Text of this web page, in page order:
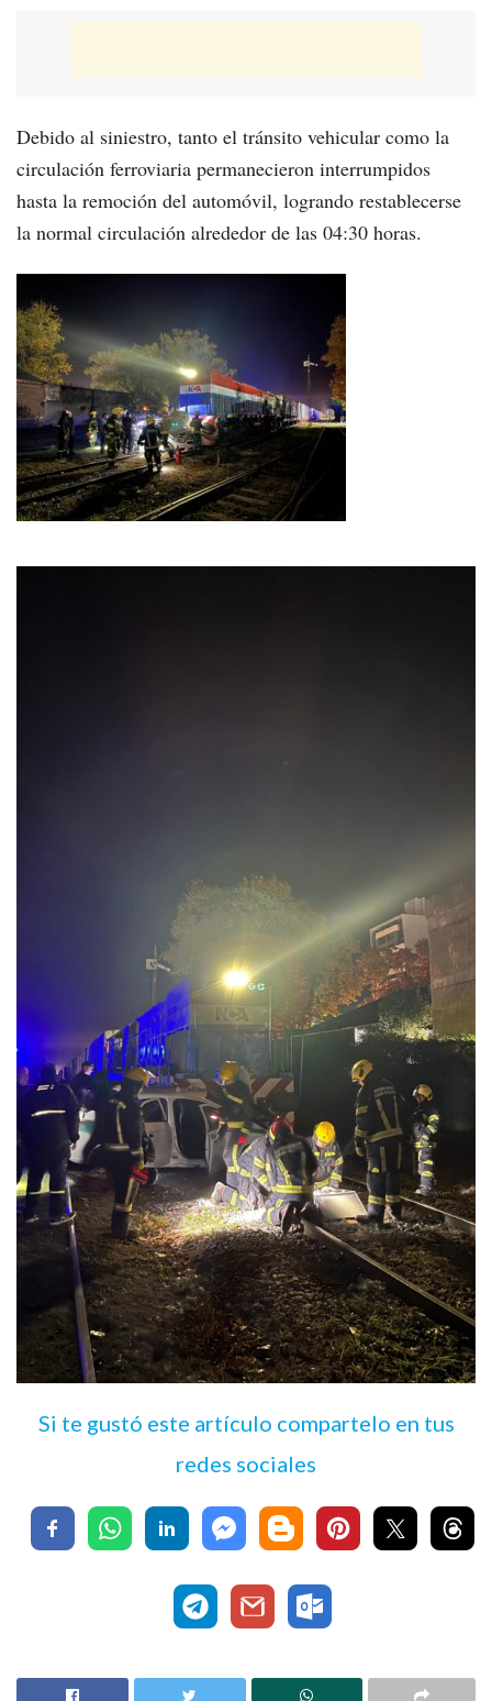
Debido al siniestro, tanto el tránsito vehicular como la
circulación ferroviaria permanecieron interrumpidos
hasta la remoción del automóvil, logrando restablecerse
la normal circulación alrededor de las 04:30 horas.
Si te gustó este artículo compartelo en tus
redes sociales